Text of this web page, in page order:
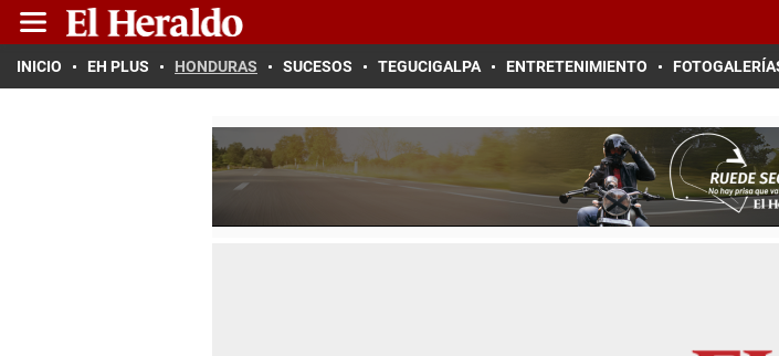
INICIO EH PLUS HONDURAS SUCESOS TEGUCIGALPA ENTRETENIMIENTO